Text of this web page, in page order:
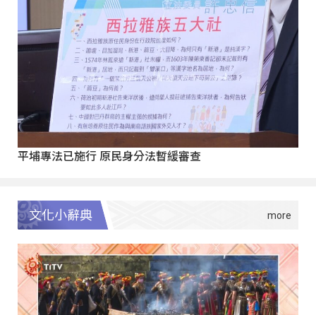
平埔專法已施行 原民身分法暫緩審查
文化小辭典